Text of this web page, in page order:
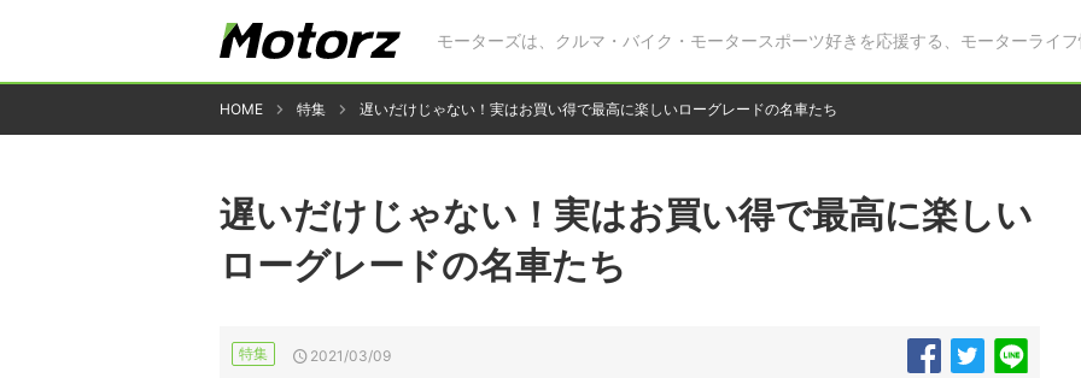
モーターズは、クルマ・バイク・モータースポーツ好きを応援する、モーターライフ
HOME 特集 遅いだけじゃない！実はお買い得で最高に楽しいローグレードの名車たち
遅いだけじゃない！実はお買い得で最高に楽しい
ローグレードの名車たち
特集 2021/03/09